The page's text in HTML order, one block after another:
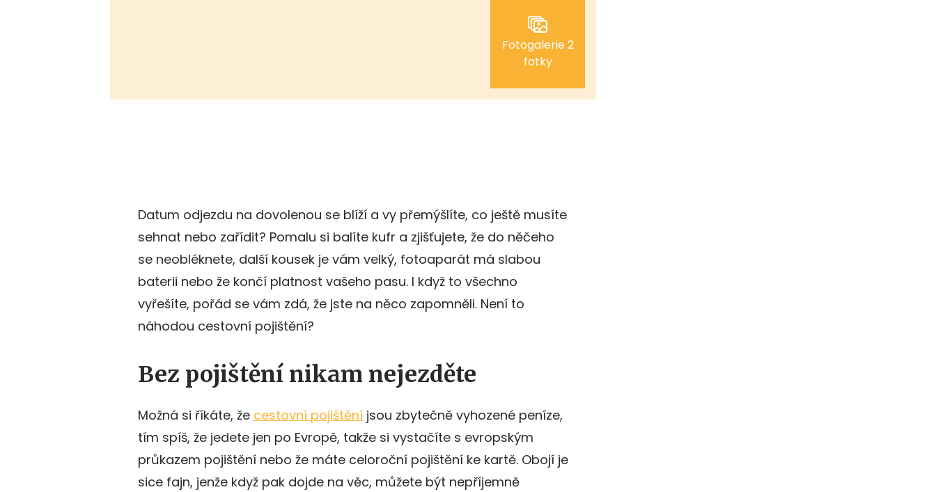
Fotogalerie 2
fotky
Datum odjezdu na dovolenou se blíží a vy přemýšlíte, co ještě musíte
sehnat nebo zařídit? Pomalu si balíte kufr a zjišťujete, že do něčeho
se neobléknete, další kousek je vám velký, fotoaparát má slabou
baterii nebo že končí platnost vašeho pasu. I když to všechno
vyřešíte, pořád se vám zdá, že jste na něco zapomněli. Není to
náhodou cestovní pojištění?
Bez pojištění nikam nejezděte
Možná si říkáte, že cestovní pojištění jsou zbytečně vyhozené peníze,
tím spíš, že jedete jen po Evropě, takže si vystačíte s evropským
průkazem pojištění nebo že máte celoroční pojištění ke kartě. Obojí je
sice fajn, jenže když pak dojde na věc, můžete být nepříjemně